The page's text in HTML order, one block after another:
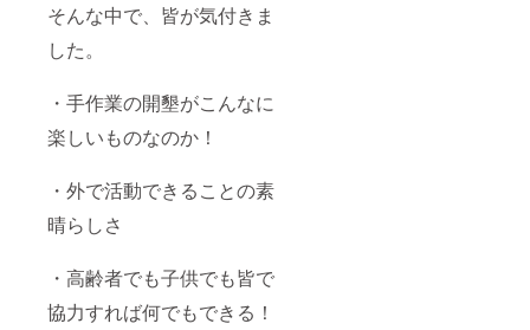
そんな中で、皆が気付きま
した。
・手作業の開墾がこんなに
楽しいものなのか！
・外で活動できることの素
晴らしさ
・高齢者でも子供でも皆で
協力すれば何でもできる！